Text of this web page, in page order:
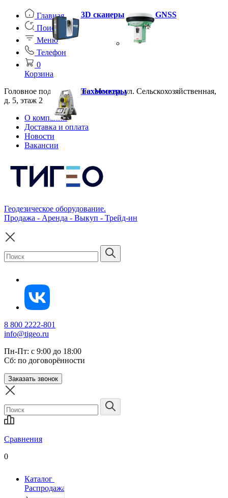
Главная
Поиск
Меню
Телефон
0
Корзина
Головное подразделение: Москва, ул. Сельскохозяйственная,
д. 5, этаж 2
О компании
Доставка и оплата
Новости
Вакансии
Геодезическое оборудование.
Продажа - Аренда - Выкуп - Трейд-ин
8 800 2222-801
info@tigeo.ru
Пн-Пт: с 9:00 до 18:00
Сб: по договорённости
Заказать звонок
Сравнения
0
Каталог
Распродажа
3D сканеры GNSS
Тахеометры